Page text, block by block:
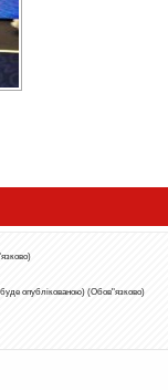
опублікованою) (Обов"язково)